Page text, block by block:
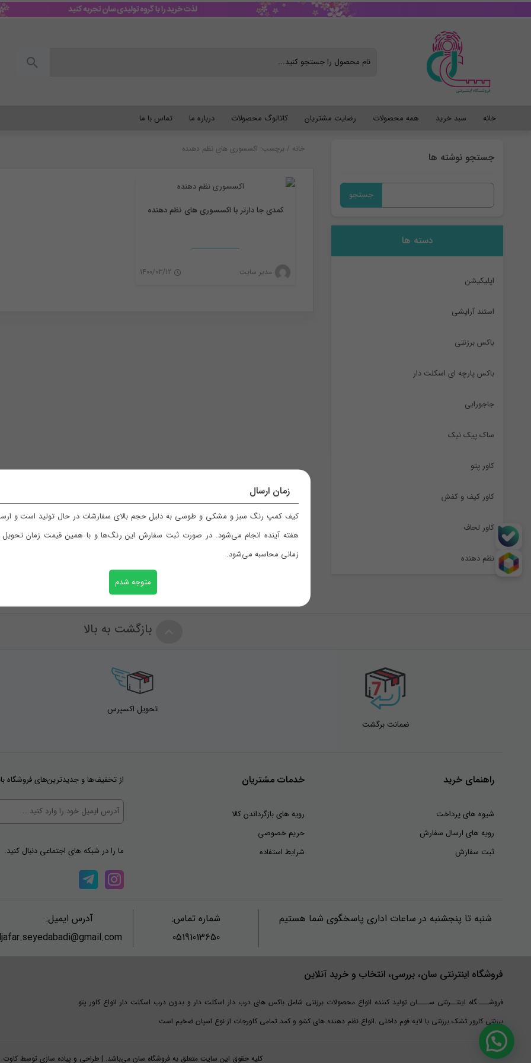
زمان ارسال
کیف کمپ رنگ سبز و مشکی و طوسی به دلیل حجم بالای سفارشات در حال تولید است و
هفته آینده انجام می‌شود. در صورت ثبت سفارش این رنگ‌ها و با همین قیمت زمان تحویل
زمانی محاسبه می‌شود.
متوجه شدم
خانه سبد خرید همه محصولات رضایت مشتریان کاتالوگ محصولات درباره ما تماس با ما
جستجو نوشته ها
برای:
دسته ها
اپلیکیشن
استند آرایشی
باکس برزنتی
باکس پارچه ای اسکلت دار
جاجورابی
ساک پیک نیک
کاور پتو
کاور کیف و کفش
کاور لحاف
نظم دهنده
خانه / برچسب: اکسسوری های نظم دهنده
کمدی جا دارتر با اکسسوری های نظم دهنده
مدیر سایت 1400/03/12
بازگشت به بالا
ضمانت برگشت
تحویل اکسپرس
راهنمای خرید
شیوه های پرداخت
رویه های ارسال سفارش
ثبت سفارش
خدمات مشتریان
رویه های بازگرداندن کالا
حریم خصوصی
شرایط استفاده
از تخفیف‌ها و جدیدترین‌های فروشگاه
ما را در شبکه های اجتماعی دنبال کنید.
شنبه تا پنجشنبه در ساعات اداری پاسخگوی شما هستیم
شماره تماس:
05191013650
آدرس ایمیل:
فروشگاه اینترنتی سان، بررسی، انتخاب و خرید آنلاین
فروشــــگاه اینتــرنتی ســــان تولید کننده انواع محصولات برزنتی شامل باکس های درب دار اسکلت دار و بدون درب اسکلت دار انواع کاور پتو
برزنتی کارور تشک برزنتی با لایه فوم داخلی .انواع نظم دهنده های کشو و کمد تمامی کاورجات از نوع اسپان ضخیم است
کلیه حقوق این سایت متعلق به فروشگاه سان می‌باشد. | طراحی و پیاده سازی توسط کاوت